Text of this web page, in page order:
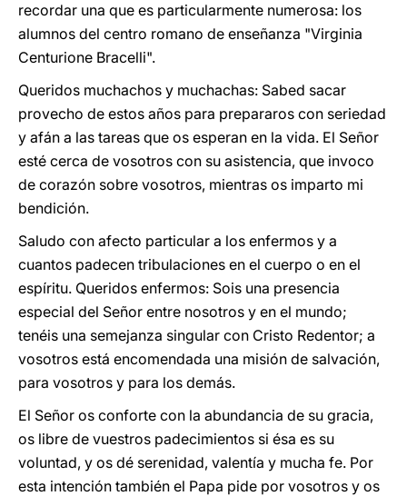
recordar una que es particularmente numerosa: los
alumnos del centro romano de enseñanza "Virginia
Centurione Bracelli".
Queridos muchachos y muchachas: Sabed sacar
provecho de estos años para prepararos con seriedad
y afán a las tareas que os esperan en la vida. El Señor
esté cerca de vosotros con su asistencia, que invoco
de corazón sobre vosotros, mientras os imparto mi
bendición.
Saludo con afecto particular a los enfermos y a
cuantos padecen tribulaciones en el cuerpo o en el
espíritu. Queridos enfermos: Sois una presencia
especial del Señor entre nosotros y en el mundo;
tenéis una semejanza singular con Cristo Redentor; a
vosotros está encomendada una misión de salvación,
para vosotros y para los demás.
El Señor os conforte con la abundancia de su gracia,
os libre de vuestros padecimientos si ésa es su
voluntad, y os dé serenidad, valentía y mucha fe. Por
esta intención también el Papa pide por vosotros y os